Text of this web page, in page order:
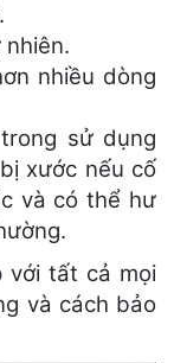
nhiên.
nhiều dòng
sử dụng
xước nếu cố
và có thể hư
với tất cả mọi
và cách bảo